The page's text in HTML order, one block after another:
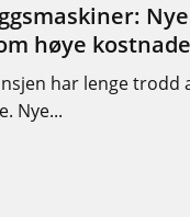
høye
har lenge trodd
Nye...